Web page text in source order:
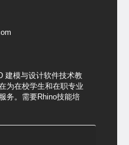
建模与设计软件技术教
为在校学生和在职专业
务。需要Rhino技能培